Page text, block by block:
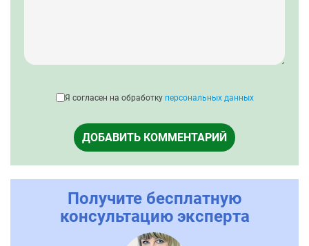
Я согласен на обработку персональных данных
ДОБАВИТЬ КОММЕНТАРИЙ
Получите бесплатную
консультацию эксперта